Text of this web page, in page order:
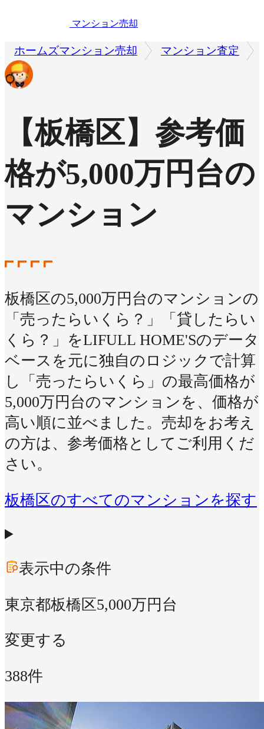
マンション売却
ホームズマンション売却 マンション査定
【板橋区】参考価
格が5,000万円台の
マンション
板橋区の5,000万円台のマンションの
「売ったらいくら？」「貸したらい
くら？」をLIFULL HOME'Sのデータ
ベースを元に独自のロジックで計算
し「売ったらいくら」の最高価格が
5,000万円台のマンションを、価格が
高い順に並べました。売却をお考え
の方は、参考価格としてご利用くだ
さい。
板橋区のすべてのマンションを探す
表示中の条件
東京都板橋区5,000万円台
変更する
388件